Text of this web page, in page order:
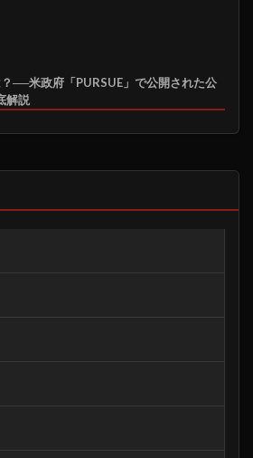
──米政府「PURSUE」で公開された公
解説